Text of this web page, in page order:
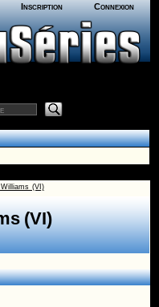
Inscription Connexion
(VI)
(VI)